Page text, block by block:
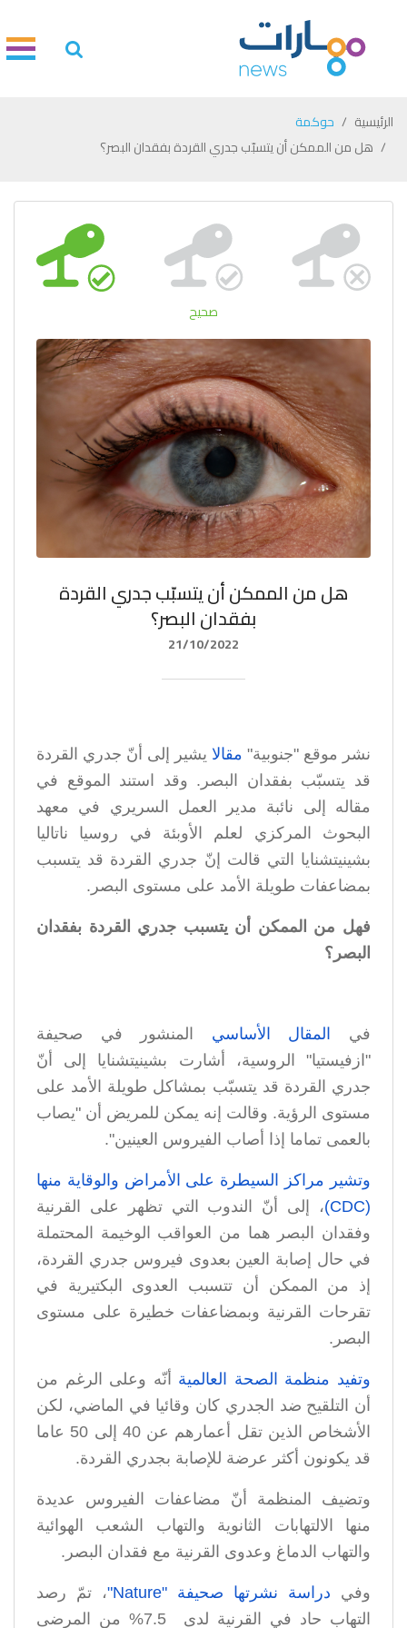
الرئيسية
حوكمة
هل من الممكن أن يتسبّب جدري القردة بفقدان البصر؟
صحيح
هل من الممكن أن يتسبّب جدري القردة
بفقدان البصر؟
21/10/2022
نشر موقع "جنوبية" مقالا يشير إلى أنّ جدري القردة
قد يتسبّب بفقدان البصر. وقد استند الموقع في
مقاله إلى نائبة مدير العمل السريري في معهد
البحوث المركزي لعلم الأوبئة في روسيا ناتاليا
بشينيتشنايا التي قالت إنّ جدري القردة قد يتسبب
بمضاعفات طويلة الأمد على مستوى البصر.
فهل من الممكن أن يتسبب جدري القردة بفقدان
البصر؟
في المقال الأساسي المنشور في صحيفة
"ازفيستيا" الروسية، أشارت بشينيتشنايا إلى أنّ
جدري القردة قد يتسبّب بمشاكل طويلة الأمد على
مستوى الرؤية. وقالت إنه يمكن للمريض أن "يصاب
بالعمى تماما إذا أصاب الفيروس العينين".
وتشير مراكز السيطرة على الأمراض والوقاية منها
(CDC)
، إلى أنّ الندوب التي تظهر على القرنية
وفقدان البصر هما من العواقب الوخيمة المحتملة
في حال إصابة العين بعدوى فيروس جدري القردة،
إذ من الممكن أن تتسبب العدوى البكتيرية في
تقرحات القرنية وبمضاعفات خطيرة على مستوى
البصر.
وتفيد منظمة الصحة العالمية أنّه وعلى الرغم من
أن التلقيح ضد الجدري كان وقائيا في الماضي، لكن
الأشخاص الذين تقل أعمارهم عن 40 إلى 50 عاما
قد يكونون أكثر عرضة للإصابة بجدري القردة.
وتضيف المنظمة أنّ مضاعفات الفيروس عديدة
منها الالتهابات الثانوية والتهاب الشعب الهوائية
والتهاب الدماغ وعدوى القرنية مع فقدان البصر.
وفي دراسة نشرتها صحيفة "Nature"
، تمّ رصد
التهاب حاد في القرنية لدى 7.5% من المرضى